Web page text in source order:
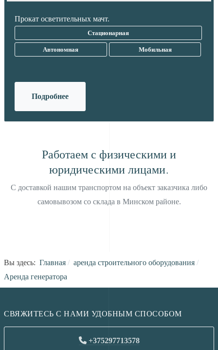
оборудования для освещения строительных площадок.
Прокат осветительных мачт.
Стационарная
Автономная Мобильная
Подробнее
Работаем с физическими и
юридическими лицами.
С доставкой нашим транспортом на объект заказчика либо
самовывозом со склада в Минском районе.
Вы здесь: Главная
аренда строительного оборудования
Аренда генератора
СВЯЖИТЕСЬ С НАМИ УДОБНЫМ СПОСОБОМ
+375297713578